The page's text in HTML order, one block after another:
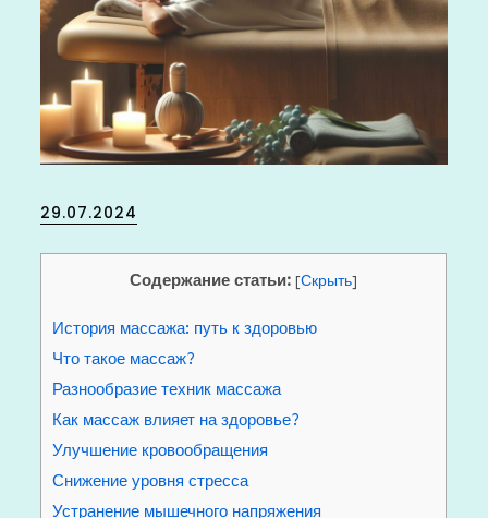
Posted
29.07.2024
Содержание статьи: [Скрыть]
История массажа: путь к здоровью
Что такое массаж?
Разнообразие техник массажа
Как массаж влияет на здоровье?
Улучшение кровообращения
Снижение уровня стресса
Устранение мышечного напряжения